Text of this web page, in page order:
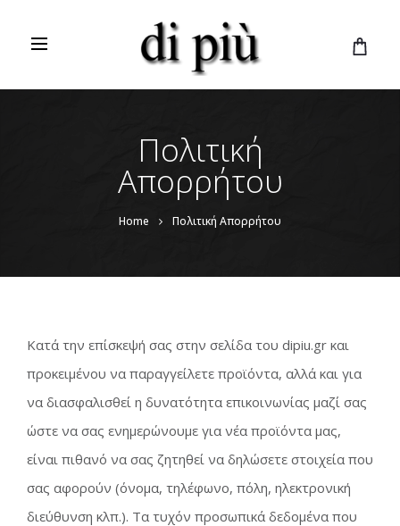
Πολιτική
Απορρήτου
Home Πολιτική Απορρήτου
Κατά την επίσκεψή σας στην σελίδα του dipiu.gr και
προκειμένου να παραγγείλετε προϊόντα, αλλά και για
να διασφαλισθεί η δυνατότητα επικοινωνίας μαζί σας
ώστε να σας ενημερώνουμε για νέα προϊόντα μας,
είναι πιθανό να σας ζητηθεί να δηλώσετε στοιχεία που
σας αφορούν (όνομα, τηλέφωνο, πόλη, ηλεκτρονική
διεύθυνση κλπ.). Τα τυχόν προσωπικά δεδομένα που